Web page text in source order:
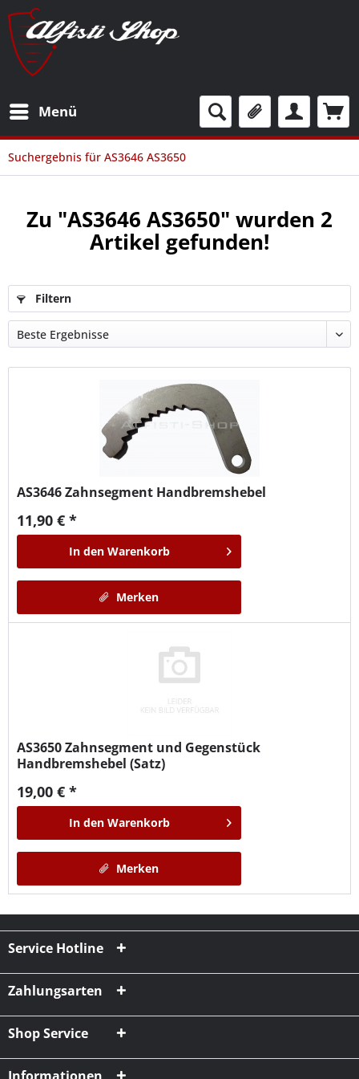
Menü
Suchergebnis für AS3646 AS3650
Zu "AS3646 AS3650" wurden 2
Artikel gefunden!
Filtern
AS3646Zahnsegment Handbremshebel
11,90 € *
In den Warenkorb
Merken
AS3650Zahnsegment und Gegenstück
Handbremshebel (Satz)
19,00 € *
In den Warenkorb
Merken
Service Hotline
Zahlungsarten
Shop Service